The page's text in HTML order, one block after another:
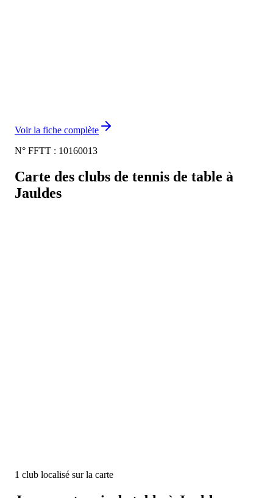
Voir la fiche complète
N° FFTT : 10160013
Carte des clubs de tennis de table à
Jauldes
1 club localisé sur la carte